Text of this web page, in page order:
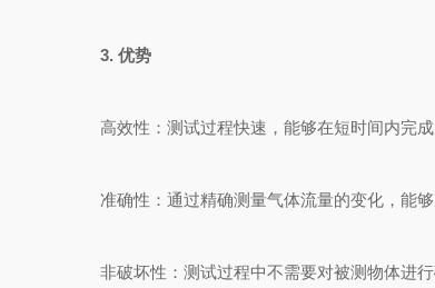
3. 优势
高效性：测试过程快速，能够在短时间内完成
准确性：通过精确测量气体流量的变化，能够
非破坏性：测试过程中不需要对被测物体进行